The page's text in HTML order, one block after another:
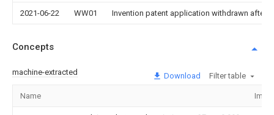
2021-06-22 WW01 Invention patent application withdrawn after
Concepts
machine-extracted Download Filter table
Name